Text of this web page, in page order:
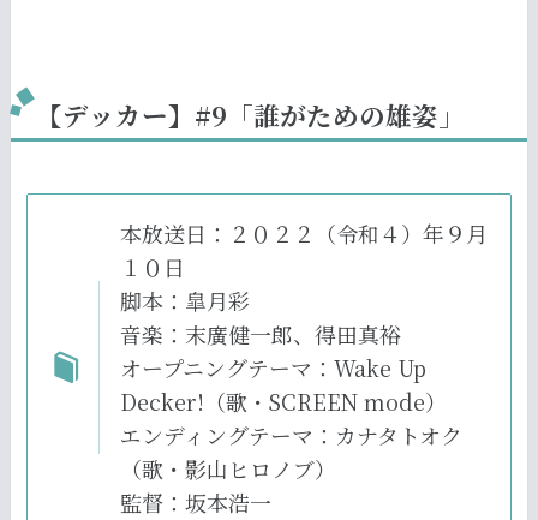
【デッカー】#9「誰がための雄姿」
本放送日：２０２２（令和４）年９月
１０日
脚本：皐月彩
音楽：末廣健一郎、得田真裕
オープニングテーマ：Wake Up
Decker!（歌・SCREEN mode）
エンディングテーマ：カナタトオク
（歌・影山ヒロノブ）
監督：坂本浩一